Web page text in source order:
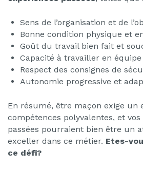
Sens de l’organisation et de
Bonne condition physique et
Goût du travail bien fait et
Capacité à travailler en
Respect des consignes de
Autonomie progressive et
En résumé, être maçon exige un
compétences polyvalentes, et vos
passées pourraient bien être un
exceller dans ce métier. Etes-
ce défi?